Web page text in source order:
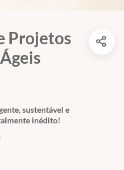
Projetos
sustentável e
inédito!